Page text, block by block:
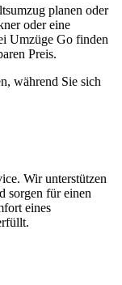
planen oder
oder eine
Umzüge Go finden
Preis.
während Sie sich
Wir unterstützen
sorgen für einen
eines